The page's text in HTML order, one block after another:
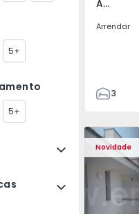
5+
5+
Av. Boavista, Porto
Arrendar
3
132
142
2
Novidade
Apartamento T2